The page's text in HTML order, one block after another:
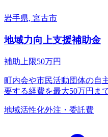
岩手県, 宮古市
地域力向上支援補助金
補助上限50万円
町内会や市民活動団体の自
要する経費を最大50万円ま
地域活性化外注・委託費